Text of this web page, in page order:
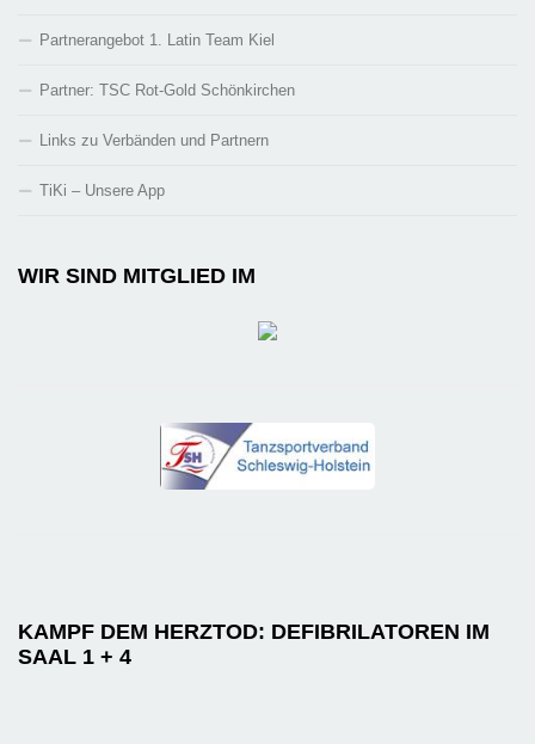
Partnerangebot 1. Latin Team Kiel
Partner: TSC Rot-Gold Schönkirchen
Links zu Verbänden und Partnern
TiKi – Unsere App
WIR SIND MITGLIED IM
KAMPF DEM HERZTOD: DEFIBRILATOREN IM
SAAL 1 + 4